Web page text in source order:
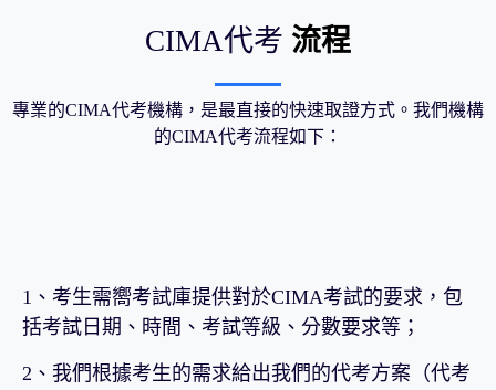
CIMA代考 流程
專業的CIMA代考機構，是最直接的快速取證方式。我們機構
的CIMA代考流程如下：
1、考生需嚮考試庫提供對於CIMA考試的要求，包
括考試日期、時間、考試等級、分數要求等；
2、我們根據考生的需求給出我們的代考方案（代考